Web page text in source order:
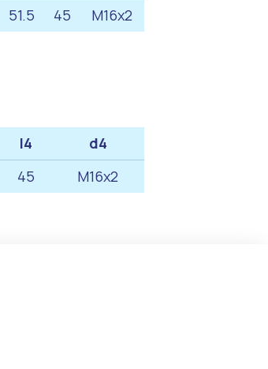
51.5 45 M16x2
l4
d4
45 M16x2